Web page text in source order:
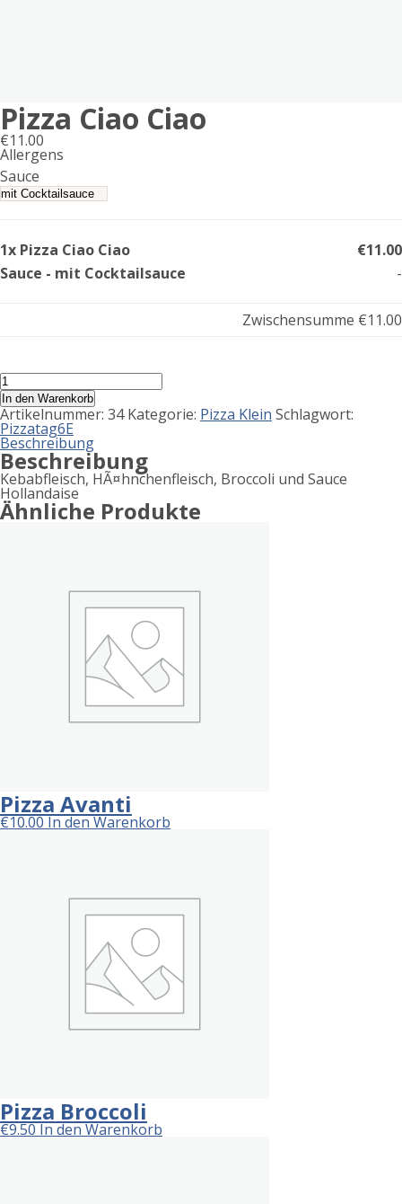
Pizza Ciao Ciao
€11.00
Allergens
Product
allergen
Sauce
1x Pizza Ciao Ciao
€11.00
Sauce - mit Cocktailsauce
-
Zwischensumme €11.00
Pizza
Ciao
Ciao
Menge
In den Warenkorb
Artikelnummer: 34 Kategorie: Pizza Klein Schlagwort:
Pizzatag6E
Beschreibung
Beschreibung
Kebabfleisch, HÃ¤hnchenfleisch, Broccoli und Sauce
Hollandaise
Ähnliche Produkte
Pizza Avanti
€10.00In den Warenkorb
Pizza Broccoli
€9.50In den Warenkorb